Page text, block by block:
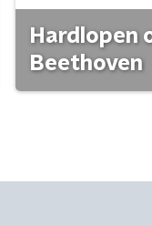
Hardlopen
Beethoven